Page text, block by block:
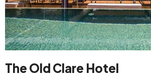
The Old Clare Hotel